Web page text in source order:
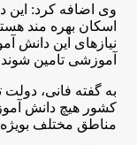
وی اضافه کرد: این
اسکان بهره مند
نیازهای این دانش
آموزشی تامین شوند.
به گفته فانی، دولت
کشور هیچ دانش
مناطق مختلف بویژه